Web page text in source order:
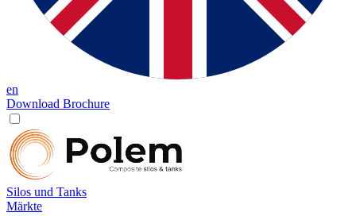
en
Download Brochure
Silos und Tanks
Märkte